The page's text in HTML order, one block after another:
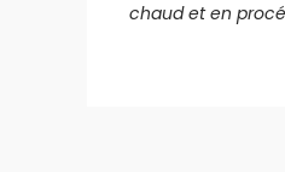
chaud et en